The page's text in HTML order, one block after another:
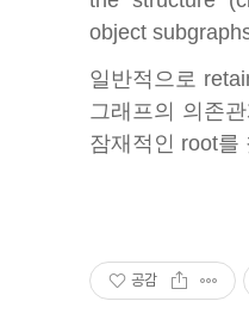
object
일반적으로
그래프의 의존
잠재적인 root를
공감